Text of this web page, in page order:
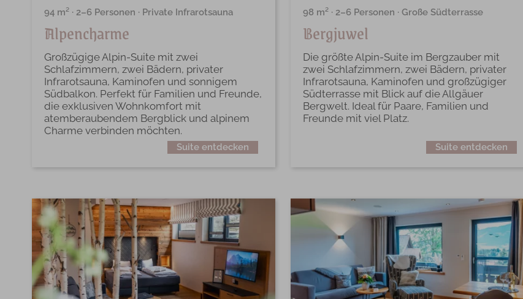
94 m² · 2–6 Personen · Private Infrarotsauna
Alpencharme
Großzügige Alpin-Suite mit zwei
Schlafzimmern, zwei Bädern, privater
Infrarotsauna, Kaminofen und sonnigem
Südbalkon. Perfekt für Familien und Freunde,
die exklusiven Wohnkomfort mit
atemberaubendem Bergblick und alpinem
Charme verbinden möchten.
Suite entdecken
98 m² · 2–6 Personen · Große Südterrasse
Bergjuwel
Die größte Alpin-Suite im Bergzauber mit
zwei Schlafzimmern, zwei Bädern, privater
Infrarotsauna, Kaminofen und großzügiger
Südterrasse mit Blick auf die Allgäuer
Bergwelt. Ideal für Paare, Familien und
Freunde mit viel Platz.
Suite entdecken